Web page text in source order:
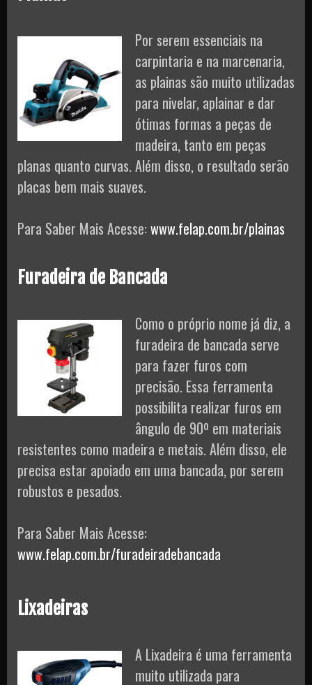
Por serem essenciais na
carpintaria e na marcenaria,
as plainas são muito utilizadas
para nivelar, aplainar e dar
ótimas formas a peças de
madeira, tanto em peças
planas quanto curvas. Além disso, o resultado serão
placas bem mais suaves.
Para Saber Mais Acesse: www.felap.com.br/plainas
Furadeira de Bancada
Como o próprio nome já diz, a
furadeira de bancada serve
para fazer furos com
precisão. Essa ferramenta
possibilita realizar furos em
ângulo de 90º em materiais
resistentes como madeira e metais. Além disso, ele
precisa estar apoiado em uma bancada, por serem
robustos e pesados.
Para Saber Mais Acesse:
www.felap.com.br/furadeiradebancada
Lixadeiras
A Lixadeira é uma ferramenta
muito utilizada para